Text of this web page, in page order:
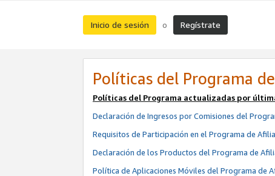
Inicio de sesión o Regístrate
Políticas del Programa
Políticas del Programa actualizadas por
Declaración de Ingresos por Comisiones del
Requisitos de Participación en el Programa de
Declaración de los Productos del Programa de
Política de Aplicaciones Móviles del Programa de